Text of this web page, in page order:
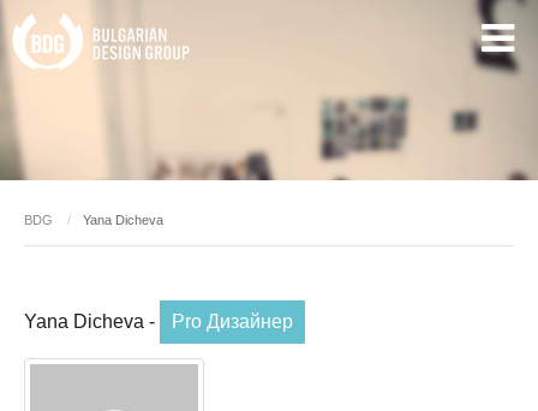
BDG Yana Dicheva
Yana Dicheva - Pro Дизайнер